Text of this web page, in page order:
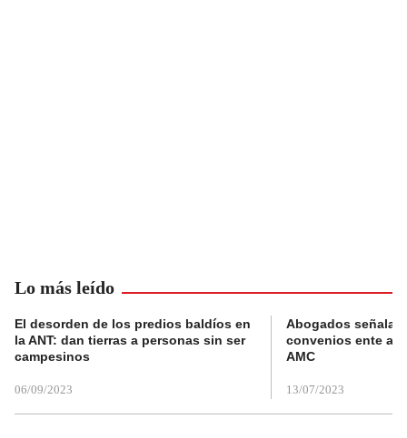
Lo más leído
El desorden de los predios baldíos en
la ANT: dan tierras a personas sin ser
campesinos
06/09/2023
Abogados
convenios ente
AMC
13/07/2023